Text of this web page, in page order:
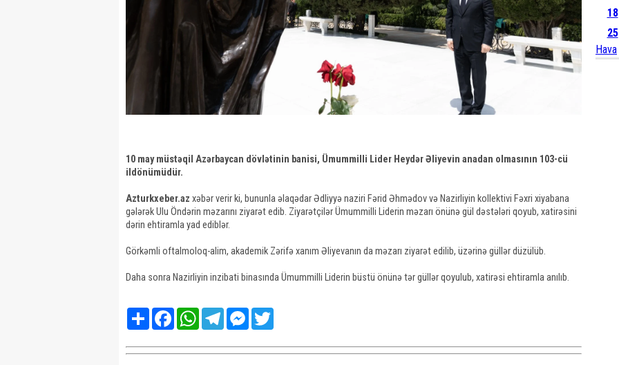
10 may müstəqil Azərbaycan dövlətinin banisi, Ümummilli Lider Heydər Əliyevin anadan olmasının 103-cü
ildönümüdür.
Azturkxeber.az xəbər verir ki, bununla əlaqədar Ədliyyə naziri Fərid Əhmədov və Nazirliyin kollektivi Fəxri xiyabana
gələrək Ulu Öndərin məzarını ziyarət edib. Ziyarətçilər Ümummilli Liderin məzarı önünə gül dəstələri qoyub, xatirəsini
dərin ehtiramla yad ediblər.
Görkəmli oftalmoloq-alim, akademik Zərifə xanım Əliyevanın da məzarı ziyarət edilib, üzərinə güllər düzülüb.
Daha sonra Nazirliyin inzibati binasında Ümummilli Liderin büstü önünə tər güllər qoyulub, xatirəsi ehtiramla anılıb.
Share FacebookWhatsAppTelegramMessenger
18
25
Hava